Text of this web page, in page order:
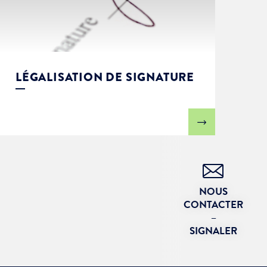
LÉGALISATION DE SIGNATURE
NOUS
CONTACTER
–
SIGNALER